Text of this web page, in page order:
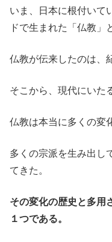
いま、日本に根付いて
ドで生まれた「仏教」
仏教が伝来したのは、
そこから、現代にいた
仏教は本当に多くの変
多くの宗派を生み出し
てきた。
その変化の歴史と多用
１つである。